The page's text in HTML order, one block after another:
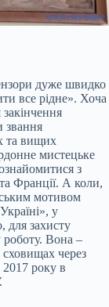
дуже швидко
все рідне». Хоча
звання
та вищих
мистецьке
з
Франції. А коли,
мотивом
у
для захисту
Вона –
через
2017 року в